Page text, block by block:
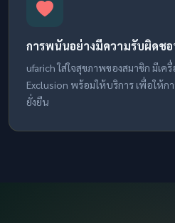
การพนันอย่างมีความรับผิดช
ufarich ใส่ใจสุขภาพของสมาชิก มีเค
Exclusion พร้อมให้บริการ เพื่อให้ก
ยั่งยืน